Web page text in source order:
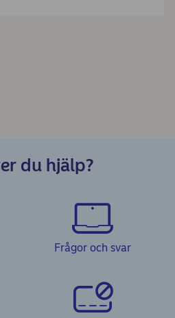
du hjälp?
Frågor och svar